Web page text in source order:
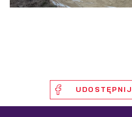
UDOSTĘPNIJ